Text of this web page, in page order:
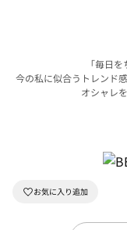
「毎日
今の私に似合うトレンド
オシャレ